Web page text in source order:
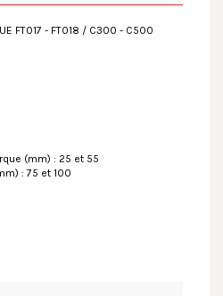
FT017 - FT018 / C300 - C500
(mm) : 25 et 55
: 75 et 100